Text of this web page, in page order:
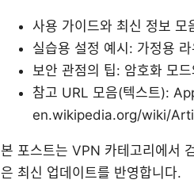
사용 가이드와 최신 정보
실습용 설정 예시: 가정용
보안 관점의 팁: 암호화 모드
참고 URL 모음(텍스트):
en.wikipedia.org/wiki/
본 포스트는 VPN 카테고리에서
은 최신 업데이트를 반영합니다.